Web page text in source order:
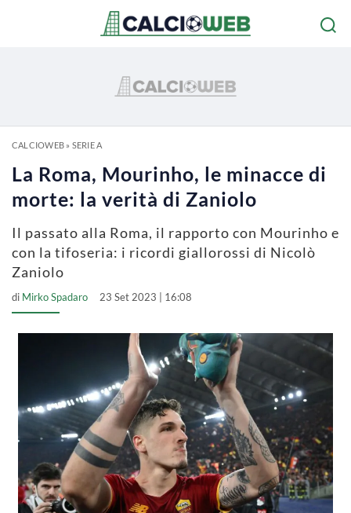
CALCIOWEB» SERIE A
La Roma, Mourinho, le minacce di
morte: la verità di Zaniolo
Il passato alla Roma, il rapporto con Mourinho e
con la tifoseria: i ricordi giallorossi di Nicolò
Zaniolo
di Mirko Spadaro 23 Set 2023 | 16:08